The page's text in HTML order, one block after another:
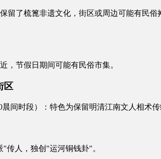
留了梳篦非遗文化，街区或周边可能有民
，节假日期间可能有民俗市集。
区
晨间时段）：特色为保留明清江南文人相术
传人，独创"运河铜钱卦"。